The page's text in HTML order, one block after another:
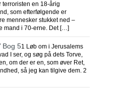
terroristen en 18-årig
som efterfølgende er
mennesker stukket ned –
mand i 70-erne. Det […]
Bog 51 Løb om i Jerusalems
I ser, og søg på dets Torve,
om der er en, som øver Ret,
så jeg kan tilgive dem. 2